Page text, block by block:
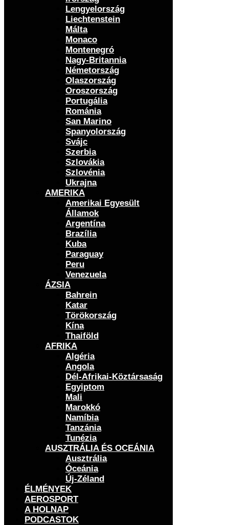
Lengyelország
Liechtenstein
Málta
Monaco
Montenegró
Nagy-Britannia
Németország
Olaszország
Oroszország
Portugália
Románia
San Marino
Spanyolország
Svájc
Szerbia
Szlovákia
Szlovénia
Ukrajna
AMERIKA
Amerikai Egyesült
Államok
Argentína
Brazília
Kuba
Paraguay
Peru
Venezuela
ÁZSIA
Bahrein
Katar
Törökország
Kína
Thaiföld
AFRIKA
Algéria
Angola
Dél-Afrikai-Köztársaság
Egyiptom
Mali
Marokkó
Namíbia
Tanzánia
Tunézia
AUSZTRÁLIA ÉS OCEÁNIA
Ausztrália
Óceánia
Új-Zéland
ÉLMÉNYEK
AEROSPORT
A HOLNAP
PODCASTOK